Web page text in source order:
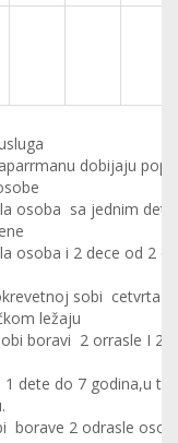
dobijaju
osoba sa jednim
osoba i 2 dece od 2
sobi cetvrta
ležaju
boravi 2 orrasle I 2
dete do 7 godina,u
borave 2 odrasle